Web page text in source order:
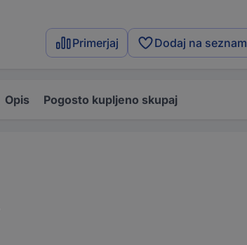
Primerjaj Dodaj na seznam
Opis Pogosto kupljeno skupaj